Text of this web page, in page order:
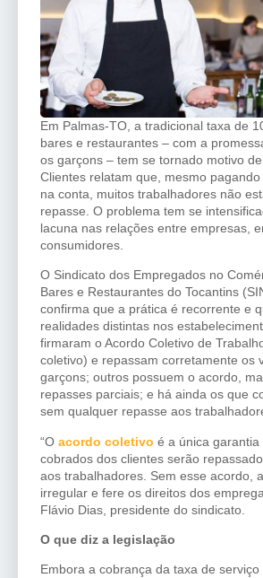
Em Palmas-TO, a tradicional taxa de
bares e restaurantes – com a
os garçons – tem se tornado motivo de
Clientes relatam que, mesmo
na conta, muitos trabalhadores não
repasse. O problema tem se
lacuna nas relações entre empresas,
consumidores.
O Sindicato dos Empregados no
Bares e Restaurantes do Tocantins
confirma que a prática é recorrente e
realidades distintas nos
firmaram o Acordo Coletivo de
coletivo) e repassam corretamente os
garçons; outros possuem o acordo,
repasses parciais; e há ainda os que
sem qualquer repasse aos
“O acordo coletivo é a única
cobrados dos clientes serão
aos trabalhadores. Sem esse acordo,
irregular e fere os direitos dos
Flávio Dias, presidente do sindicato.
O que diz a legislação
Embora a cobrança da taxa de serviço